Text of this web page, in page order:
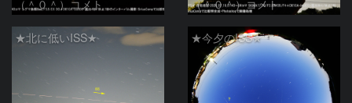
（＾０＾）コメト （＾０＾）コメト
★北に低いISS★ ★今夕のISS★